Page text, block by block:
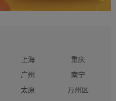
上海
重庆
广州
南宁
太原
万州区